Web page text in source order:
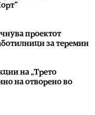
проектот
за теремин
на „Трето
на отворено во